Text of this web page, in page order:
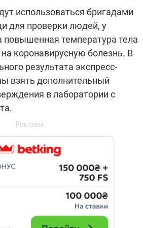
использоваться бригадами
для проверки людей, у
повышенная температура тела
коронавирусную болезнь. В
результата экспресс-
взять дополнительный
в лаборатории с